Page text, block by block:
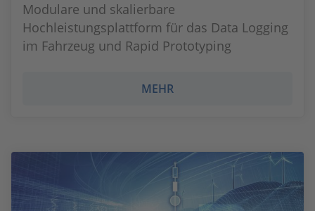
Modulare und skalierbare
Hochleistungsplattform für das Data Logging
im Fahrzeug und Rapid Prototyping
MEHR